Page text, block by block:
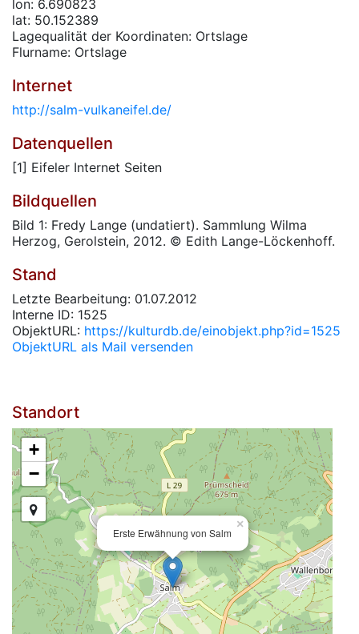
lon: 6.690823
lat: 50.152389
Lagequalität der Koordinaten: Ortslage
Flurname: Ortslage
Internet
http://salm-vulkaneifel.de/
Datenquellen
[1] Eifeler Internet Seiten
Bildquellen
Bild 1: Fredy Lange (undatiert). Sammlung Wilma
Herzog, Gerolstein, 2012. © Edith Lange-Löckenhoff.
Stand
Letzte Bearbeitung: 01.07.2012
Interne ID: 1525
ObjektURL: https://kulturdb.de/einobjekt.php?id=1525
ObjektURL als Mail versenden
Standort
Erste Erwähnung von Salm
×
+
−